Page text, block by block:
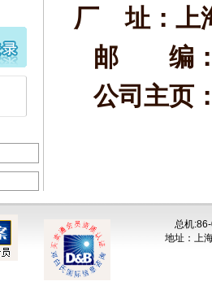
厂 址：上
邮 编：
公司主页
总机
地址：上